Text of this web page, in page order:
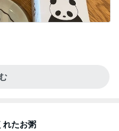
れたお粥